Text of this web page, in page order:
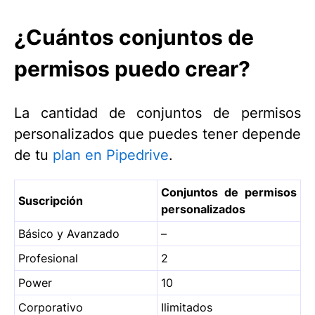
¿Cuántos conjuntos de
permisos puedo crear?
La cantidad de conjuntos de permisos
personalizados que puedes tener depende
de tu plan en Pipedrive.
Suscripción
Conjuntos de permisos
personalizados
Básico y Avanzado
–
Profesional
2
Power
10
Corporativo
Ilimitados